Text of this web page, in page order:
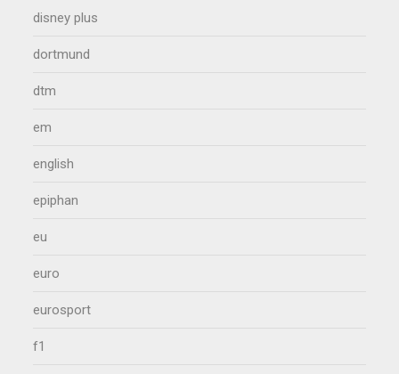
disney plus
dortmund
dtm
em
english
epiphan
eu
euro
eurosport
f1